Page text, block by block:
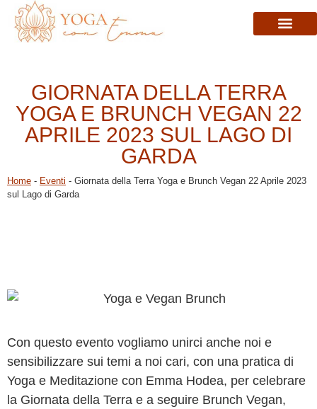
GIORNATA DELLA TERRA
YOGA E BRUNCH VEGAN 22
APRILE 2023 SUL LAGO DI
GARDA
Home - Eventi - Giornata della Terra Yoga e Brunch Vegan 22 Aprile 2023
sul Lago di Garda
Con questo evento vogliamo unirci anche noi e
sensibilizzare sui temi a noi cari, con una pratica di
Yoga e Meditazione con Emma Hodea, per celebrare
la Giornata della Terra e a seguire Brunch Vegan,